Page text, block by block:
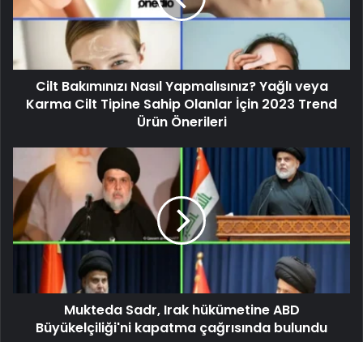
Cilt Bakımınızı Nasıl Yapmalısınız? Yağlı veya
Karma Cilt Tipine Sahip Olanlar İçin 2023 Trend
Ürün Önerileri
Mukteda Sadr, Irak hükümetine ABD
Büyükelçiliği'ni kapatma çağrısında bulundu